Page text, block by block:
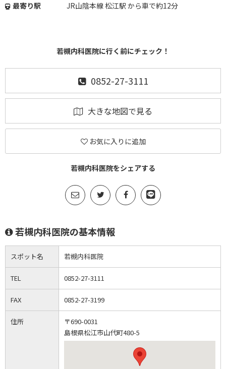
最寄り駅
JR山陰本線 松江駅 から車で約12分
若槻内科医院に行く前にチェック！
0852-27-3111
大きな地図で見る
お気に入りに追加
若槻内科医院をシェアする
若槻内科医院の基本情報
スポット名 若槻内科医院
TEL 0852-27-3111
FAX 0852-27-3199
住所
〒690-0031
島根県松江市山代町480-5